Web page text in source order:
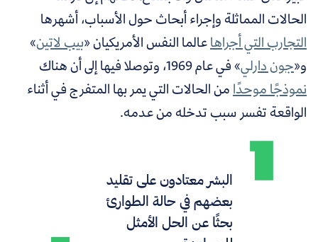
الحالات المماثلة وإجراء أبحاث حول الأسباب، أشهرها
التجارب التي أجراهاعالما النفس الأمريكيان «بيب لاتين»
و«جون دارلي» في عام 1969، وتوصلا فيها إلى أن هناك
نموذجًا موحدًامن الحالات التي يمر بها المتفرج في أثناء
الواقعة تفسر سبب تدخله من عدمه.
البشر معتادون على تقليد
بعضهم في حالة الطوارئ
بحثًا عن الحل الأمثل